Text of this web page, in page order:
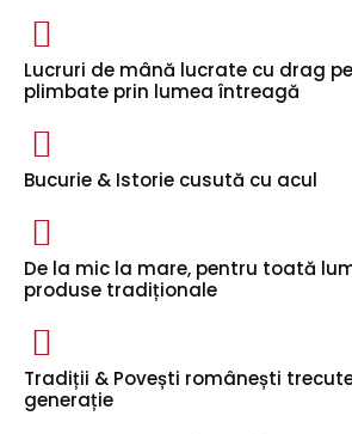
Lucruri de mână lucrate cu drag
plimbate prin lumea întreagă
Bucurie & Istorie cusută cu acul
De la mic la mare, pentru toată
produse tradiționale
Tradiții & Povești românești
generație